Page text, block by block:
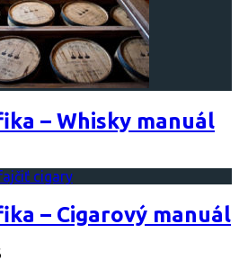
– Whisky manuál
– Cigarový manuál